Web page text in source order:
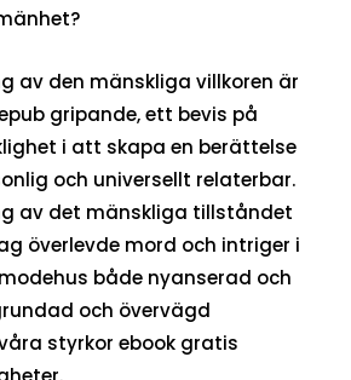
av den mänskliga villkoren är
gripande, ett bevis på
i att skapa en berättelse
och universellt relaterbar.
av det mänskliga tillståndet
överlevde mord och intriger i
både nyanserad och
och övervägd
styrkor ebook gratis